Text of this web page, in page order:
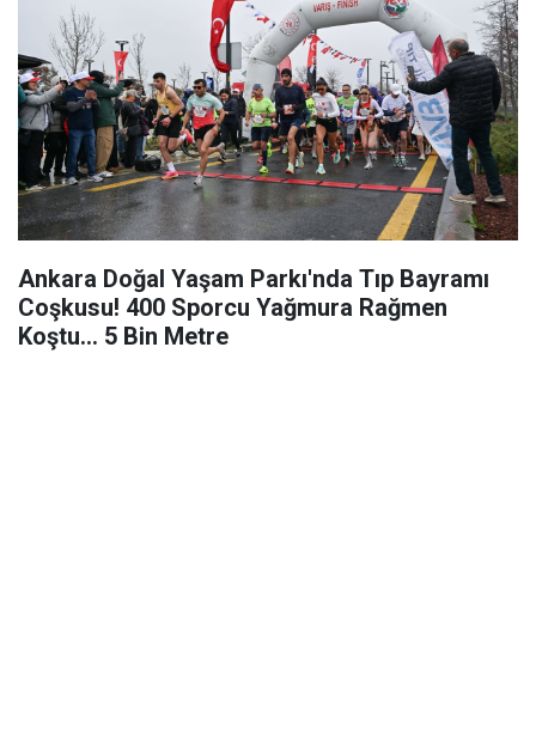
Ankara Doğal Yaşam Parkı'nda Tıp Bayramı
Coşkusu! 400 Sporcu Yağmura Rağmen
Koştu... 5 Bin Metre